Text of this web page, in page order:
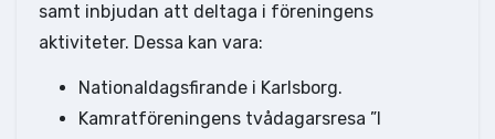
samt inbjudan att deltaga i föreningens
aktiviteter. Dessa kan vara:
Nationaldagsfirande i Karlsborg.
Kamratföreningens tvådagarsresa ”I